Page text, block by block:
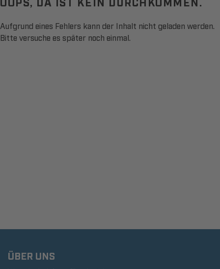
Aufgrund eines Fehlers kann der Inhalt nicht geladen werden.
Bitte versuche es später noch einmal.
ÜBER UNS